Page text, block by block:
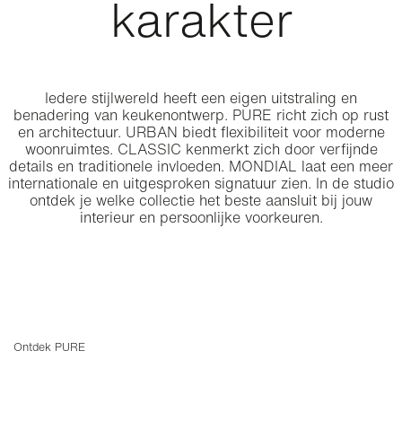
karakter
Iedere stijlwereld heeft een eigen uitstraling en
benadering van keukenontwerp. PURE richt zich op rust
en architectuur. URBAN biedt flexibiliteit voor moderne
woonruimtes. CLASSIC kenmerkt zich door verfijnde
details en traditionele invloeden. MONDIAL laat een meer
internationale en uitgesproken signatuur zien. In de studio
ontdek je welke collectie het beste aansluit bij jouw
interieur en persoonlijke voorkeuren.
Ontdek PURE